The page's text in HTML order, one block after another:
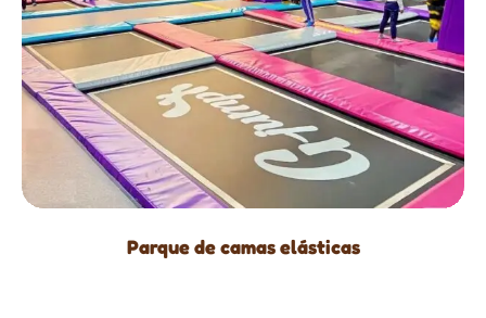
Parque de camas elásticas